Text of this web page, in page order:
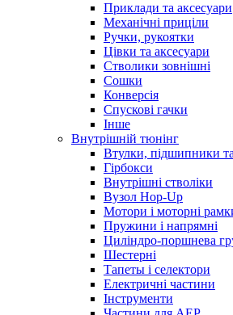
Приклади та аксесуари
Механічні приціли
Ручки, рукоятки
Цівки та аксесуари
Стволики зовнішні
Сошки
Конверсія
Спускові гачки
Інше
Внутрішній тюнінг
Втулки, підшипники
Гірбокси
Внутрішні стволіки
Вузол Hop-Up
Мотори і моторні
Пружини і напрямні
Циліндро-поршнева
Шестерні
Тапеты і селектори
Електричні частини
Інструменти